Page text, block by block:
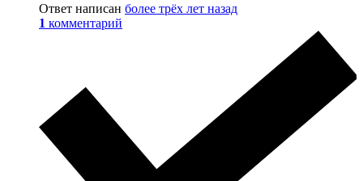
Ответ написан более трёх лет назад
1 комментарий